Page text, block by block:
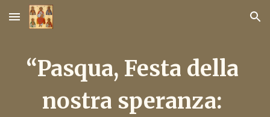
Skip to main content Skip to navigation
“Pasqua, Festa della
nostra speranza: